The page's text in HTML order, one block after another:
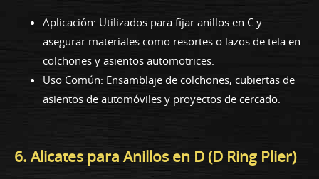
Aplicación: Utilizados para fijar anillos en C y
asegurar materiales como resortes o lazos de tela en
colchones y asientos automotrices.
Uso Común: Ensamblaje de colchones, cubiertas de
asientos de automóviles y proyectos de cercado.
6. Alicates para Anillos en D (D Ring Plier)